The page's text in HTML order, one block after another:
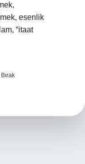
esenlik
“itaat